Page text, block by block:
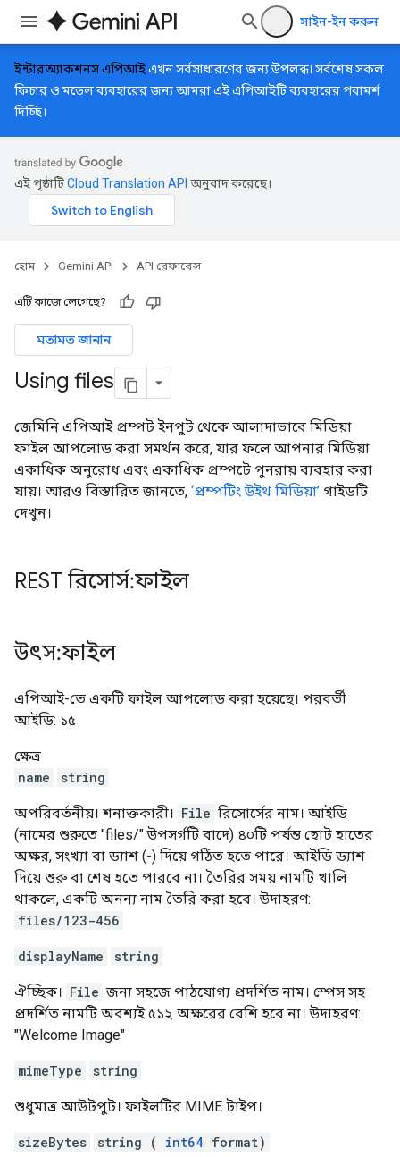
সাইন-ইন করুন
ইন্টারঅ্যাকশনস এপিআইএখন সর্বসাধারণের জন্য উপলব্ধ। সর্বশেষ সকল
ফিচার ও মডেল ব্যবহারের জন্য আমরা এই এপিআইটি ব্যবহারের পরামর্শ
দিচ্ছি।
এই পৃষ্ঠাটিCloud Translation API অনুবাদ করেছে।
হোম Gemini API API রেফারেন্স
এটি কাজে লেগেছে?
মতামত জানান
Using files
জেমিনি এপিআই প্রম্পট ইনপুট থেকে আলাদাভাবে মিডিয়া
ফাইল আপলোড করা সমর্থন করে, যার ফলে আপনার মিডিয়া
একাধিক অনুরোধ এবং একাধিক প্রম্পটে পুনরায় ব্যবহার করা
যায়। আরও বিস্তারিত জানতে, ‘প্রম্পটিং উইথ মিডিয়া’ গাইডটি
দেখুন।
REST রিসোর্স: ফাইল
উৎস: ফাইল
এপিআই-তে একটি ফাইল আপলোড করা হয়েছে। পরবর্তী
আইডি: ১৫
ক্ষেত্র
name
string
অপরিবর্তনীয়। শনাক্তকারী। File রিসোর্সের নাম। আইডি
(নামের শুরুতে "files/" উপসর্গটি বাদে) ৪০টি পর্যন্ত ছোট হাতের
অক্ষর, সংখ্যা বা ড্যাশ (-) দিয়ে গঠিত হতে পারে। আইডি ড্যাশ
দিয়ে শুরু বা শেষ হতে পারবে না। তৈরির সময় নামটি খালি
থাকলে, একটি অনন্য নাম তৈরি করা হবে। উদাহরণ:
files/123-456
displayName string
ঐচ্ছিক। File জন্য সহজে পাঠযোগ্য প্রদর্শিত নাম। স্পেস সহ
প্রদর্শিত নামটি অবশ্যই ৫১২ অক্ষরের বেশি হবে না। উদাহরণ:
"Welcome Image"
mimeType string
শুধুমাত্র আউটপুট। ফাইলটির MIME টাইপ।
sizeBytes string ( int64 format)